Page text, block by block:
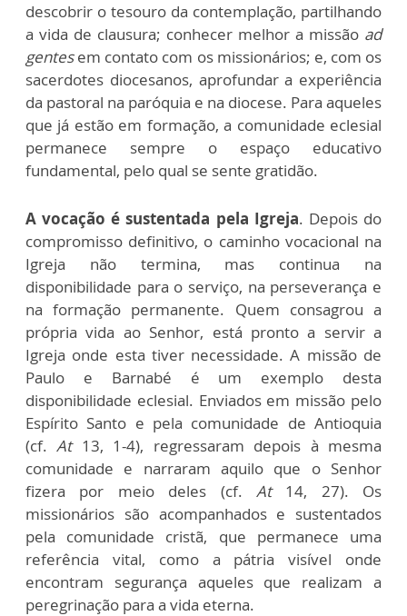
descobrir o tesouro da contemplação, partilhando
a vida de clausura; conhecer melhor a missão ad
gentes em contato com os missionários; e, com os
sacerdotes diocesanos, aprofundar a experiência
da pastoral na paróquia e na diocese. Para aqueles
que já estão em formação, a comunidade eclesial
permanece sempre o espaço educativo
fundamental, pelo qual se sente gratidão.
A vocação é sustentada pela Igreja. Depois do
compromisso definitivo, o caminho vocacional na
Igreja não termina, mas continua na
disponibilidade para o serviço, na perseverança e
na formação permanente. Quem consagrou a
própria vida ao Senhor, está pronto a servir a
Igreja onde esta tiver necessidade. A missão de
Paulo e Barnabé é um exemplo desta
disponibilidade eclesial. Enviados em missão pelo
Espírito Santo e pela comunidade de Antioquia
(cf. At 13, 1-4), regressaram depois à mesma
comunidade e narraram aquilo que o Senhor
fizera por meio deles (cf.
At
14, 27). Os
missionários são acompanhados e sustentados
pela comunidade cristã, que permanece uma
referência vital, como a pátria visível onde
encontram segurança aqueles que realizam a
peregrinação para a vida eterna.